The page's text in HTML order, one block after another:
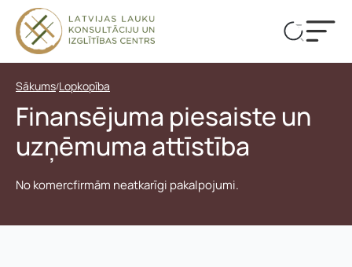
Sākums/Lopkopība
Finansējuma piesaiste un
uzņēmuma attīstība
No komercfirmām neatkarīgi pakalpojumi.